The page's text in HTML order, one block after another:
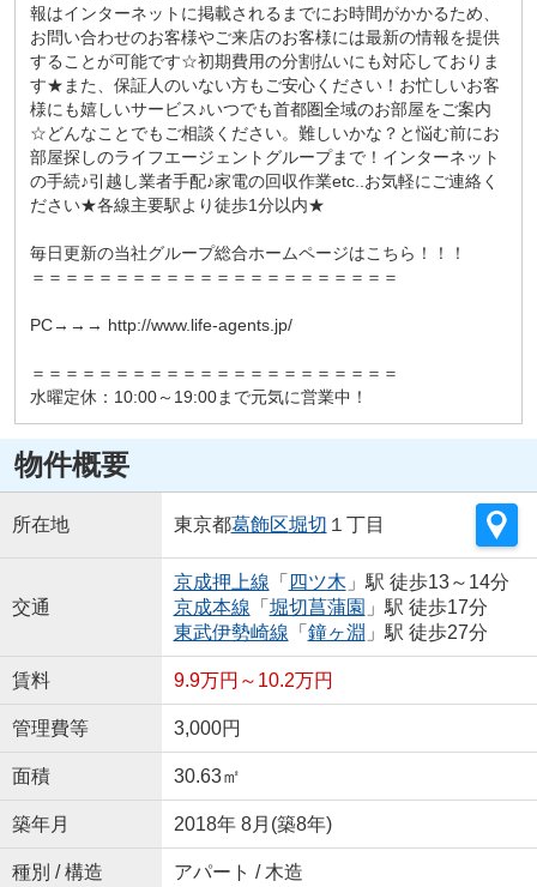
報はインターネットに掲載されるまでにお時間がかかるため、
お問い合わせのお客様やご来店のお客様には最新の情報を提供
することが可能です☆初期費用の分割払いにも対応しておりま
す★また、保証人のいない方もご安心ください！お忙しいお客
様にも嬉しいサービス♪いつでも首都圏全域のお部屋をご案内
☆どんなことでもご相談ください。難しいかな？と悩む前にお
部屋探しのライフエージェントグループまで！インターネット
の手続♪引越し業者手配♪家電の回収作業etc..お気軽にご連絡く
ださい★各線主要駅より徒歩1分以内★
毎日更新の当社グループ総合ホームページはこちら！！！
＝＝＝＝＝＝＝＝＝＝＝＝＝＝＝＝＝＝＝＝＝＝
PC→→→ http://www.life-agents.jp/
＝＝＝＝＝＝＝＝＝＝＝＝＝＝＝＝＝＝＝＝＝＝
水曜定休：10:00～19:00まで元気に営業中！
物件概要
所在地 東京都葛飾区堀切 １丁目
交通
京成押上線 「 四ツ木 」駅 徒歩13～14分
京成本線 「 堀切菖蒲園 」駅 徒歩17分
東武伊勢崎線 「 鐘ヶ淵 」駅 徒歩27分
賃料 9.9万円～10.2万円
管理費等 3,000円
面積 30.63㎡
築年月 2018年 8月(築8年)
種別 / 構造 アパート / 木造